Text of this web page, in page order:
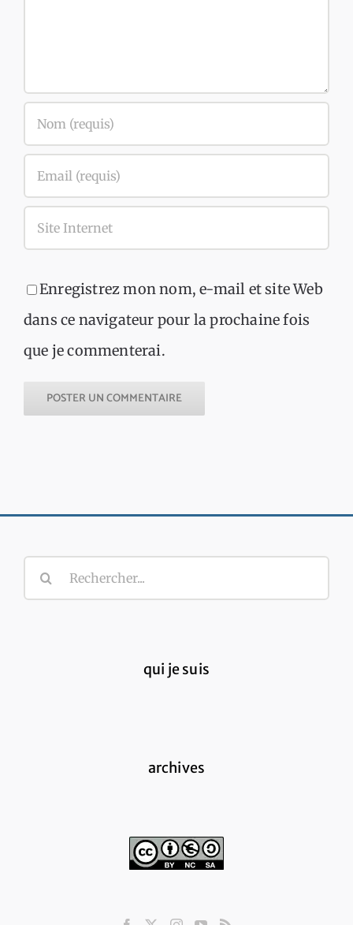
Enregistrez mon nom, e-mail et site Web
dans ce navigateur pour la prochaine fois
que je commenterai.
Rechercher:
qui je suis
archives